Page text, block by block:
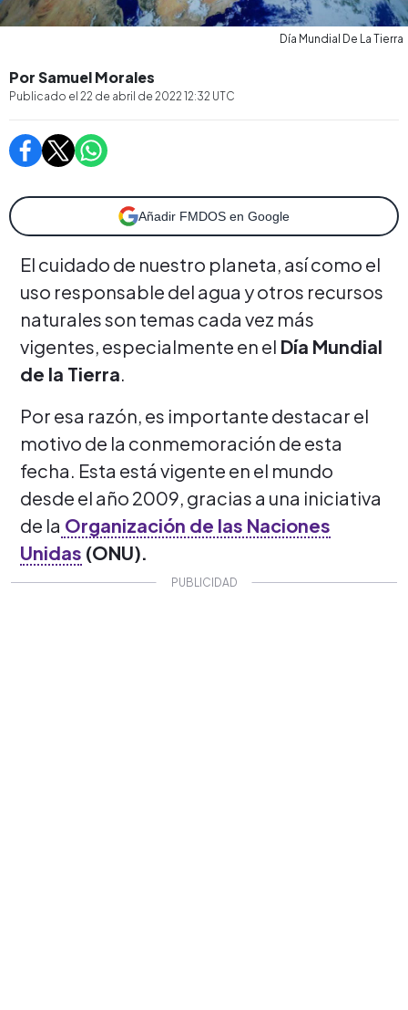
Día Mundial De La Tierra
Por Samuel Morales
Publicado el 22 de abril de 2022 12:32 UTC
Añadir FMDOS en Google
El cuidado de nuestro planeta, así como el
uso responsable del agua y otros recursos
naturales son temas cada vez más
vigentes, especialmente en el Día Mundial
de la Tierra.
Por esa razón, es importante destacar el
motivo de la conmemoración de esta
fecha. Esta está vigente en el mundo
desde el año 2009, gracias a una iniciativa
de la Organización de las Naciones
Unidas (ONU).